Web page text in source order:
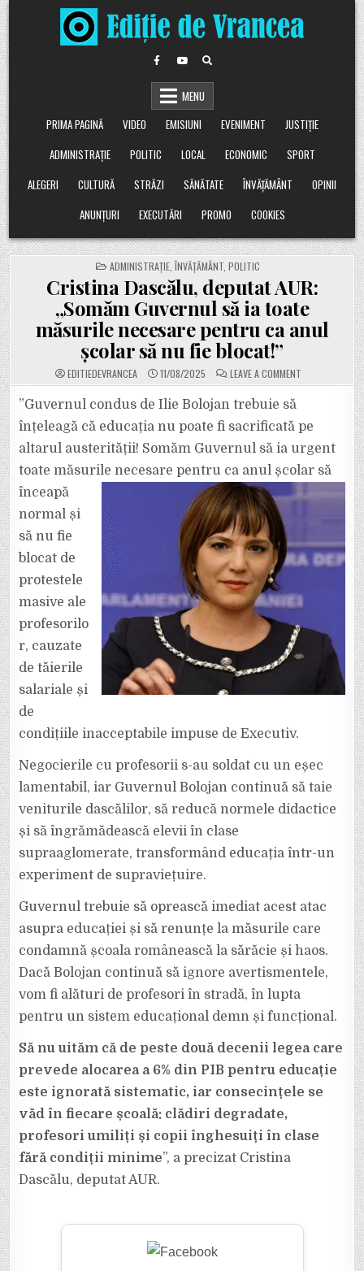
Skip
to
content
MENU
PRIMA PAGINĂ
VIDEO EMISIUNI EVENIMENT
JUSTIȚIE
ADMINISTRAȚIE
POLITIC LOCAL ECONOMIC
SPORT
ALEGERI
CULTURĂ STRĂZI SĂNĂTATE ÎNVĂȚĂMÂNT
OPINII
ANUNȚURI
EXECUTĂRI PROMO COOKIES
POSTED
IN
ADMINISTRAȚIE ÎNVĂȚĂMÂNT POLITIC
Cristina Dascălu, deputat AUR:
„Somăm Guvernul să ia toate
măsurile necesare pentru ca anul
școlar să nu fie blocat!”
EDITIEDEVRANCEA 11/08/2025 LEAVE A COMMENTON
CRISTINA
„SOMĂM
GUVERNUL
IA
MĂSURILE
NECESARE
CA
FIE
BLOCAT!”
”Guvernul condus de Ilie Bolojan trebuie să
înțeleagă că educația nu poate fi sacrificată pe
altarul austerității! Somăm Guvernul să ia urgent
toate măsurile necesare pentru ca anul școlar să
înceapă
normal și
să nu fie
blocat de
protestele
masive ale
profesorilo
r, cauzate
de tăierile
salariale și
de
condițiile inacceptabile impuse de Executiv.
Negocierile cu profesorii s-au soldat cu un eșec
lamentabil, iar Guvernul Bolojan continuă să taie
veniturile dascălilor, să reducă normele didactice
și să îngrămădească elevii în clase
supraaglomerate, transformând educația într-un
experiment de supraviețuire.
Guvernul trebuie să oprească imediat acest atac
asupra educației și să renunțe la măsurile care
condamnă școala românească la sărăcie și haos.
Dacă Bolojan continuă să ignore avertismentele,
vom fi alături de profesori în stradă, în lupta
pentru un sistem educațional demn și funcțional.
Să nu uităm că de peste două decenii legea care
prevede alocarea a 6% din PIB pentru educație
este ignorată sistematic, iar consecințele se
văd în fiecare școală: clădiri degradate,
profesori umiliți și copii înghesuiți în clase
fără condiții minime”, a precizat Cristina
Dascălu, deputat AUR.